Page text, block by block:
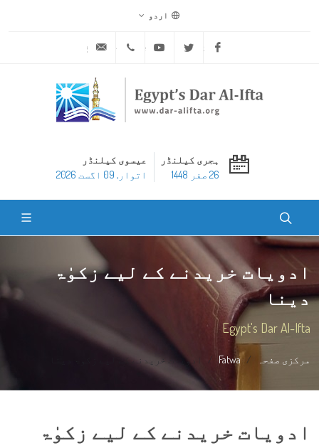
اردو
Facebook
Twitter
Youtube
ہجری کیلنڈر
26 صفر 1448
عیسوی کیلنڈر
اتوار, 09 اگست 2026
ادویات خریدنے کے لیے زکوٰۃ
دینا
Egypt's Dar Al-Ifta
مرکزی صفحہ Fatwa ادویات خریدنے کے لیے زکوٰۃ دینا
ادویات خریدنے کے لیے زکوٰۃ